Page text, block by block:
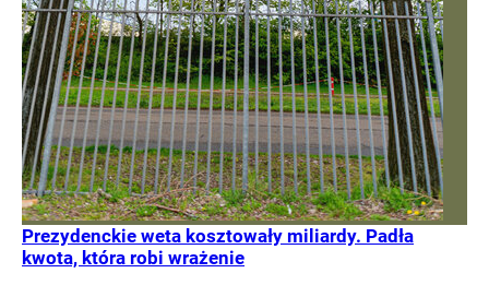
Prezydenckie weta kosztowały miliardy. Padła
kwota, która robi wrażenie